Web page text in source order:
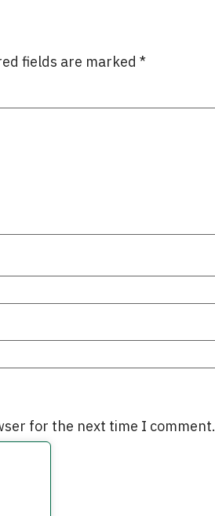
fields are marked *
for the next time I comment.